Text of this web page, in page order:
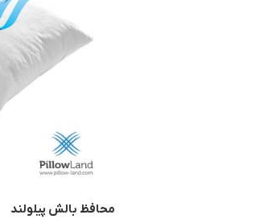
محافظ بالش پیلولند